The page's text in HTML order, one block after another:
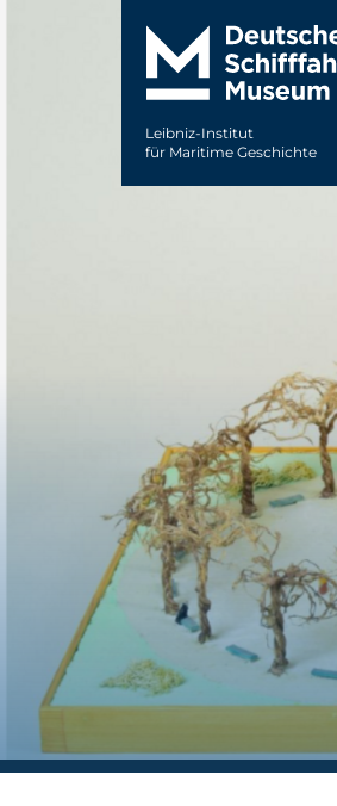
Leibniz-Institut
für Maritime Geschichte